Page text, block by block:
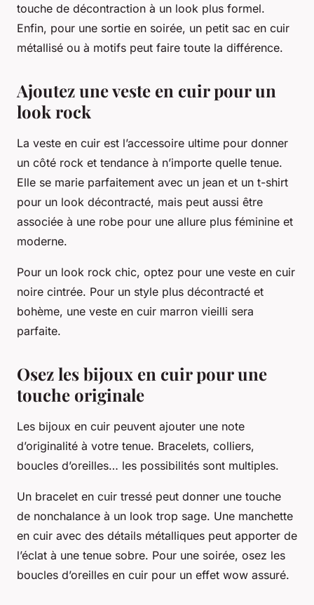
touche de décontraction à un look plus formel.
Enfin, pour une sortie en soirée, un petit sac en cuir
métallisé ou à motifs peut faire toute la différence.
Ajoutez une veste en cuir pour un
look rock
La veste en cuir est l’accessoire ultime pour donner
un côté rock et tendance à n’importe quelle tenue.
Elle se marie parfaitement avec un jean et un t-shirt
pour un look décontracté, mais peut aussi être
associée à une robe pour une allure plus féminine et
moderne.
Pour un look rock chic, optez pour une veste en cuir
noire cintrée. Pour un style plus décontracté et
bohème, une veste en cuir marron vieilli sera
parfaite.
Osez les bijoux en cuir pour une
touche originale
Les bijoux en cuir peuvent ajouter une note
d’originalité à votre tenue. Bracelets, colliers,
boucles d’oreilles… les possibilités sont multiples.
Un bracelet en cuir tressé peut donner une touche
de nonchalance à un look trop sage. Une manchette
en cuir avec des détails métalliques peut apporter de
l’éclat à une tenue sobre. Pour une soirée, osez les
boucles d’oreilles en cuir pour un effet wow assuré.